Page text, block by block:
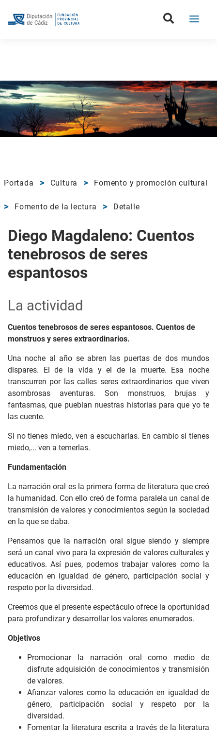
Portada Cultura Fomento y promoción cultural
Fomento de la lectura Detalle
Diego Magdaleno: Cuentos
tenebrosos de seres
espantosos
La actividad
Cuentos tenebrosos de seres espantosos. Cuentos de
monstruos y seres extraordinarios.
Una noche al año se abren las puertas de dos mundos
dispares. El de la vida y el de la muerte. Esa noche
transcurren por las calles seres extraordinarios que viven
asombrosas aventuras. Son monstruos, brujas y
fantasmas, que pueblan nuestras historias para que yo te
las cuente.
Si no tienes miedo, ven a escucharlas. En cambio si tienes
miedo,... ven a temerlas.
Fundamentación
La narración oral es la primera forma de literatura que creó
la humanidad. Con ello creó de forma paralela un canal de
transmisión de valores y conocimientos según la sociedad
en la que se daba.
Pensamos que la narración oral sigue siendo y siempre
será un canal vivo para la expresión de valores culturales y
educativos. Así pues, podemos trabajar valores como la
educación en igualdad de género, participación social y
respeto por la diversidad.
Creemos que el presente espectáculo ofrece la oportunidad
para profundizar y desarrollar los valores enumerados.
Objetivos
Promocionar la narración oral como medio de
disfrute adquisición de conocimientos y transmisión
de valores.
Afianzar valores como la educación en igualdad de
género, participación social y respeto por la
diversidad.
Fomentar la literatura escrita a través de la literatura